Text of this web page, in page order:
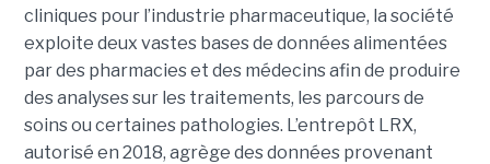
cliniques pour l’industrie pharmaceutique, la société
exploite deux vastes bases de données alimentées
par des pharmacies et des médecins afin de produire
des analyses sur les traitements, les parcours de
soins ou certaines pathologies. L’entrepôt LRX,
autorisé en 2018, agrège des données provenant